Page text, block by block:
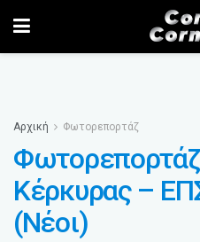
Αρχική Φωτορεπορτάζ
Κέρκυρας –
(Νέοι)